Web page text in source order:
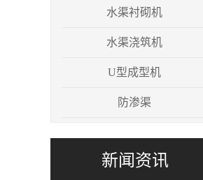
水渠衬砌机
水渠浇筑机
U型成型机
防渗渠
新闻资讯